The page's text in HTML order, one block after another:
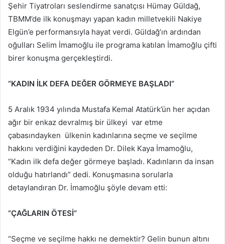
Şehir Tiyatroları seslendirme sanatçısı Hümay Güldağ,
TBMM’de ilk konuşmayı yapan kadın milletvekili Nakiye
Elgün’e performansıyla hayat verdi. Güldağ’ın ardından
oğulları Selim İmamoğlu ile programa katılan İmamoğlu çifti
birer konuşma gerçekleştirdi.
“KADIN İLK DEFA DEĞER GÖRMEYE BAŞLADI”
5 Aralık 1934 yılında Mustafa Kemal Atatürk’ün her açıdan
ağır bir enkaz devralmış bir ülkeyi var etme
çabasındayken ülkenin kadınlarına seçme ve seçilme
hakkını verdiğini kaydeden Dr. Dilek Kaya İmamoğlu,
“Kadın ilk defa değer görmeye başladı. Kadınların da insan
olduğu hatırlandı” dedi. Konuşmasına sorularla
detaylandıran Dr. İmamoğlu şöyle devam etti:
“ÇAĞLARIN ÖTESİ”
“Seçme ve seçilme hakkı ne demektir? Gelin bunun altını